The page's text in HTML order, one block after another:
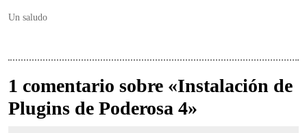
Un saludo
1 comentario sobre «Instalación de
Plugins de Poderosa 4»